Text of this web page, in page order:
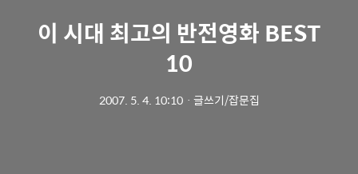
이 시대 최고의 반전영화 BEST
10
2007. 5. 4. 10:10ㆍ 글쓰기/잡문집